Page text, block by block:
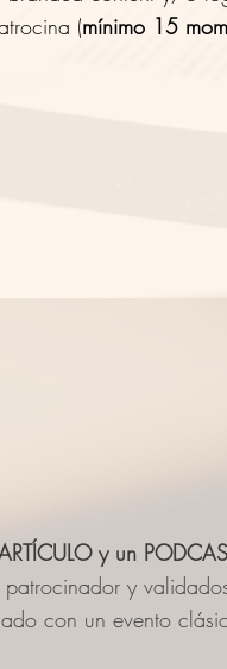
(mínimo 15
y un
y
con un evento